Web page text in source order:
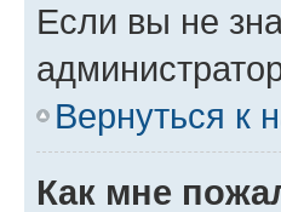
Если вы не
Вернуться к
Как мне